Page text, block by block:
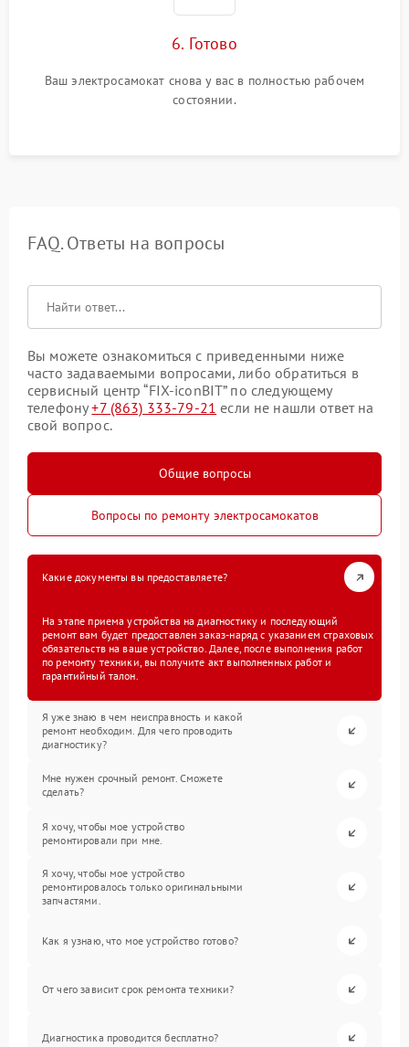
6. Готово
Ваш электросамокат снова у вас в полностью рабочем
состоянии.
FAQ. Ответы на вопросы
Вы можете ознакомиться с приведенными ниже
часто задаваемыми вопросами, либо обратиться в
сервисный центр “FIX-iconBIT” по следующему
телефону+7 (863) 333-79-21 если не нашли ответ на
свой вопрос.
Общие вопросы
Вопросы по ремонту электросамокатов
Какие документы вы предоставляете?
На этапе приема устройства на диагностику и последующий
ремонт вам будет предоставлен заказ-наряд с указанием страховых
обязательств на ваше устройство. Далее, после выполнения работ
по ремонту техники, вы получите акт выполненных работ и
гарантийный талон.
Я уже знаю в чем неисправность и какой
ремонт необходим. Для чего проводить
диагностику?
Мне нужен срочный ремонт. Сможете
сделать?
Я хочу, чтобы мое устройство
ремонтировали при мне.
Я хочу, чтобы мое устройство
ремонтировалось только оригинальными
запчастями.
Как я узнаю, что мое устройство готово?
От чего зависит срок ремонта техники?
Диагностика проводится бесплатно?